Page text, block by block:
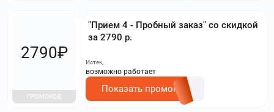
"Прием 4 - Пробный заказ" со скидкой
за 2790 р.
2790₽
ПРОМОКОД
Истек,
возможно работает
Показать промокод